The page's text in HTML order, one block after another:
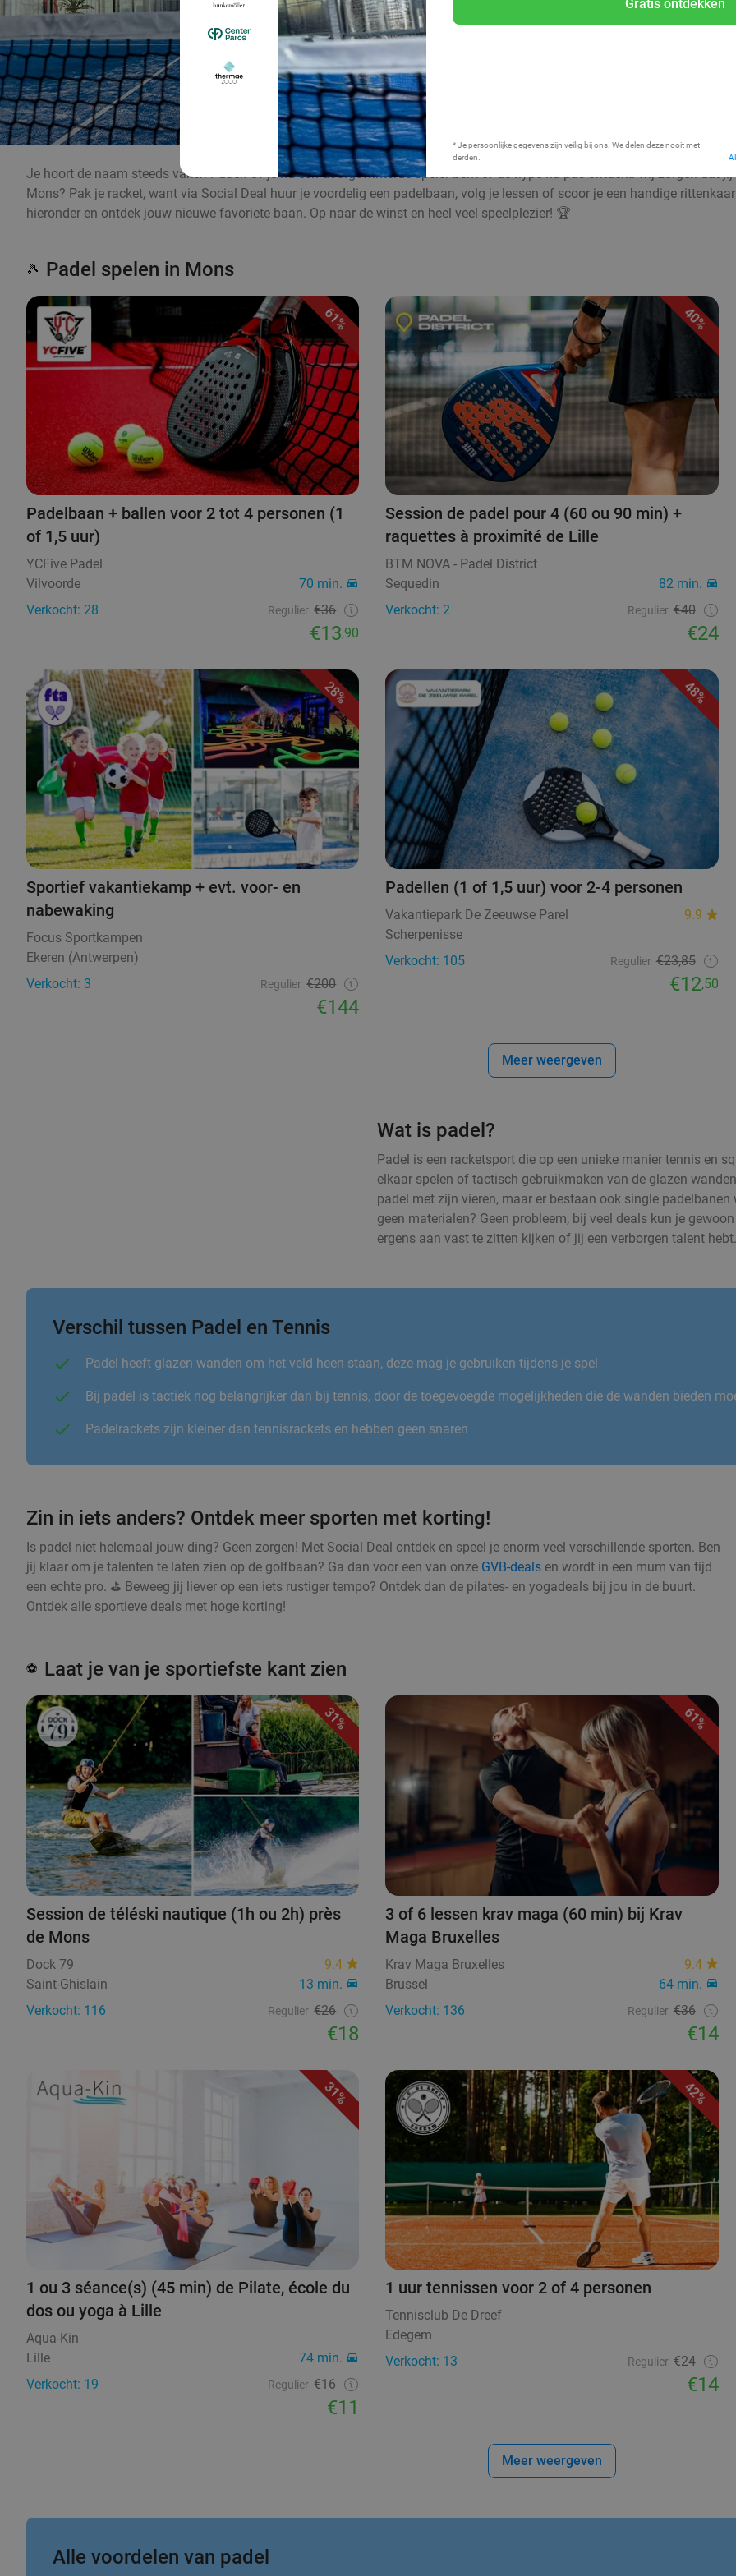
Gratis ontdekken
* Je persoonlijke gegevens zijn veilig bij ons. We delen deze nooit met
derden.
Je hoort de naam steeds vaker: Padel! Of je nu een doorgewinterde speler bent of de hype nu pas ontdekt: wij zorgen dat
Mons? Pak je racket, want via Social Deal huur je voordelig een padelbaan, volg je lessen of scoor je een handige
hieronder en ontdek jouw nieuwe favoriete baan. Op naar de winst en heel veel speelplezier! 🏆
🎾 Padel spelen in Mons
61%
Padelbaan + ballen voor 2 tot 4 personen (1
of 1,5 uur)
YCFive Padel
Vilvoorde
70 min.
Verkocht: 28
Regulier €36
€13,90
40%
Session de padel pour 4 (60 ou 90 min) +
raquettes à proximité de Lille
BTM NOVA - Padel District
Sequedin
82 min.
Verkocht: 2
Regulier €40
€24
28%
Sportief vakantiekamp + evt. voor- en
nabewaking
Focus Sportkampen
Ekeren (Antwerpen)
Verkocht: 3
Regulier €200
€144
48%
Padellen (1 of 1,5 uur) voor 2-4 personen
Vakantiepark De Zeeuwse Parel
9.9
Scherpenisse
Verkocht: 105
Regulier €23,85
€12,50
Meer weergeven
Wat is padel?
Padel is een racketsport die op een unieke manier tennis en
elkaar spelen of tactisch gebruikmaken van de glazen
padel met zijn vieren, maar er bestaan ook single
geen materialen? Geen probleem, bij veel deals kun je
ergens aan vast te zitten kijken of jij een verborgen talent hebt.
Verschil tussen Padel en Tennis
Padel heeft glazen wanden om het veld heen staan, deze mag je gebruiken tijdens je spel
Bij padel is tactiek nog belangrijker dan bij tennis, door de toegevoegde mogelijkheden die de wanden bieden
Padelrackets zijn kleiner dan tennisrackets en hebben geen snaren
Zin in iets anders? Ontdek meer sporten met korting!
Is padel niet helemaal jouw ding? Geen zorgen! Met Social Deal ontdek en speel je enorm veel verschillende sporten. Ben
jij klaar om je talenten te laten zien op de golfbaan? Ga dan voor een van onze GVB-deals en wordt in een mum van tijd
een echte pro. ⛳ Beweeg jij liever op een iets rustiger tempo? Ontdek dan de pilates- en yogadeals bij jou in de buurt.
Ontdek alle sportieve deals met hoge korting!
⚽ Laat je van je sportiefste kant zien
31%
Session de téléski nautique (1h ou 2h) près
de Mons
Dock 79
9.4
Saint-Ghislain
13 min.
Verkocht: 116
Regulier €26
€18
61%
3 of 6 lessen krav maga (60 min) bij Krav
Maga Bruxelles
Krav Maga Bruxelles
9.4
Brussel
64 min.
Verkocht: 136
Regulier €36
€14
31%
1 ou 3 séance(s) (45 min) de Pilate, école du
dos ou yoga à Lille
Aqua-Kin
Lille
74 min.
Verkocht: 19
Regulier €16
€11
42%
1 uur tennissen voor 2 of 4 personen
Tennisclub De Dreef
Edegem
Verkocht: 13
Regulier €24
€14
Meer weergeven
Alle voordelen van padel